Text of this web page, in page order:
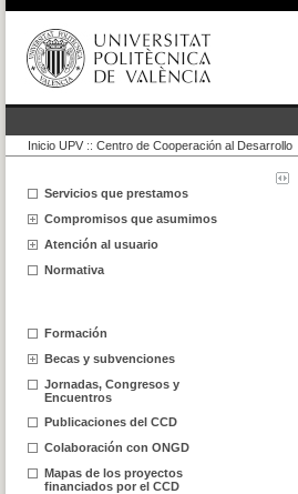
Inicio UPV :: Centro de Cooperación al Desarrollo
Servicios que prestamos
Compromisos que asumimos
Atención al usuario
Normativa
Formación
Becas y subvenciones
Jornadas, Congresos y
Encuentros
Publicaciones del CCD
Colaboración con ONGD
Mapas de los proyectos
financiados por el CCD